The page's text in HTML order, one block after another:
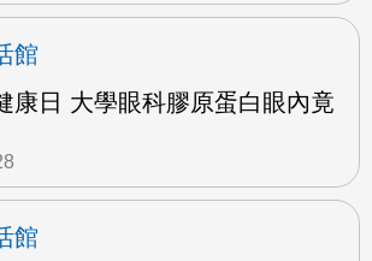
館
康日 大學眼科膠原蛋白眼內竟
館